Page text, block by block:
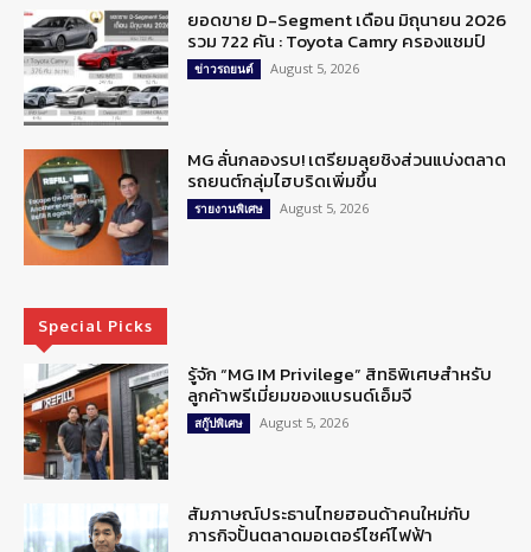
ยอดขาย D-Segment เดือน มิถุนายน 2026
รวม 722 คัน : Toyota Camry ครองแชมป์
ข่าวรถยนต์ August 5, 2026
MG ลั่นกลองรบ! เตรียมลุยชิงส่วนแบ่งตลาด
รถยนต์กลุ่มไฮบริดเพิ่มขึ้น
รายงานพิเศษ August 5, 2026
Special Picks
รู้จัก “MG IM Privilege” สิทธิพิเศษสำหรับ
ลูกค้าพรีเมี่ยมของแบรนด์เอ็มจี
สกู๊ปพิเศษ August 5, 2026
สัมภาษณ์ประธานไทยฮอนด้าคนใหม่กับ
ภารกิจปั้นตลาดมอเตอร์ไซค์ไฟฟ้า